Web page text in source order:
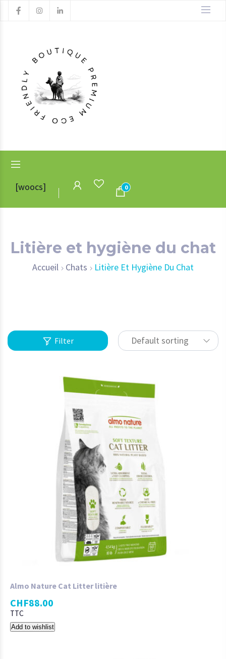
[woocs] 0
Litière et hygiène du chat
Accueil Chats Litière Et Hygiène Du Chat
Filter Default sorting
Almo Nature Cat Litter litière
CHF88.00
TTC
Add to wishlist